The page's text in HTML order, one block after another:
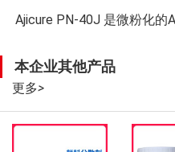
Ajicure PN-40J 是微粉化的
本企业其他产品
更多>